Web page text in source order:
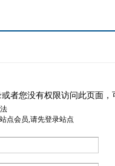
者您没有权限访问此页面
点会员,请先登录站点